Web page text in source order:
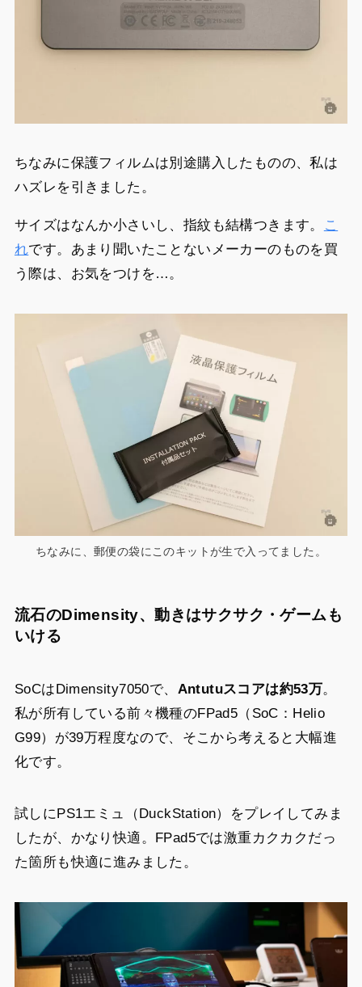
ちなみに保護フィルムは別途購入したものの、私は
ハズレを引きました。
サイズはなんか小さいし、指紋も結構つきます。
こ
れです。あまり聞いたことないメーカーのものを買
う際は、お気をつけを…。
ちなみに、郵便の袋にこのキットが生で入ってました。
流石のDimensity、動きはサクサク・ゲームも
いける
SoCはDimensity7050で、 Antutuスコアは約53万。
私が所有している前々機種のFPad5（SoC：Helio
G99）が39万程度なので、そこから考えると大幅進
化です。
試しにPS1エミュ（DuckStation）をプレイしてみま
したが、かなり快適。FPad5では激重カクカクだっ
た箇所も快適に進みました。